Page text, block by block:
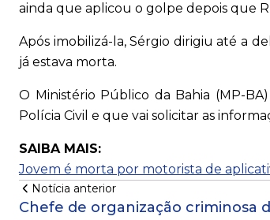
ainda que aplicou o golpe depois que
Após imobilizá-la, Sérgio dirigiu até a
já estava morta.
O Ministério Público da Bahia (MP-
Polícia Civil e que vai solicitar as
SAIBA MAIS:
Jovem é morta por motorista de
Notícia anterior
Chefe de organização criminosa